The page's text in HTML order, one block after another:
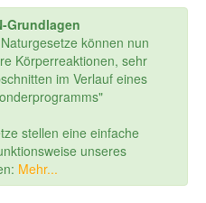
Grundlagen
können nun
Körperreaktionen, sehr
im Verlauf eines
stellen eine einfache
unseres
Mehr...